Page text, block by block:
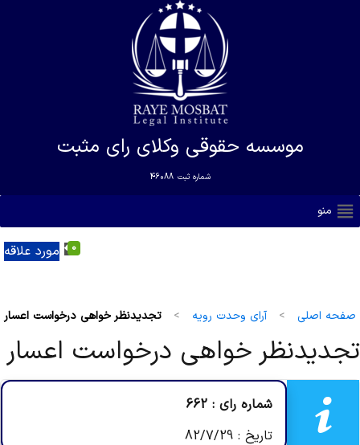
موسسه حقوقی وکلای رای مثبت
شماره ثبت 46088
منو
مورد علاقه 0
صفحه اصلی > آرای وحدت رویه > تجدیدنظر خواهی درخواست اعسار
تجدیدنظر خواهی درخواست اعسار
شماره رای : 662
تاریخ : 82/7/29